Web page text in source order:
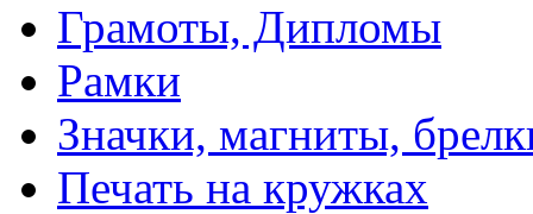
Грамоты, Дипломы
Рамки
Значки, магниты,
Печать на кружках